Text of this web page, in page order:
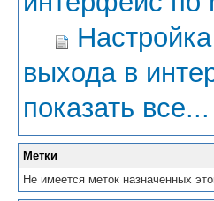
выхода в
показать все...
Метки
Не имеется меток назначенных